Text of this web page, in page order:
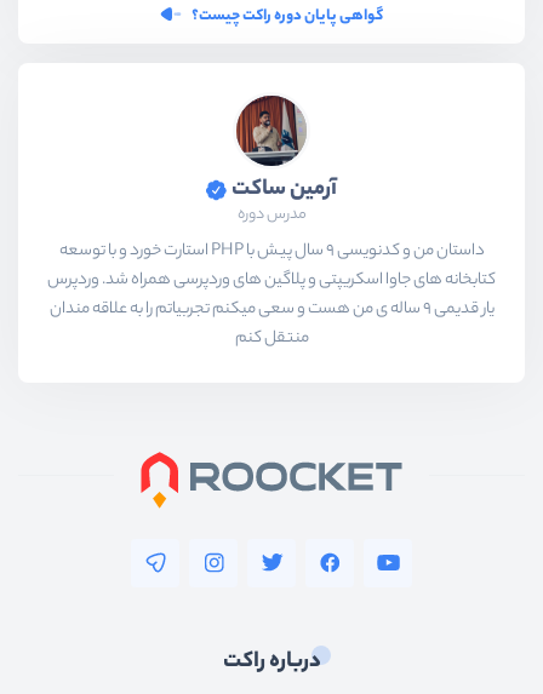
گواهی پایان دوره راکت چیست؟
آرمین ساکت
مدرس دوره
داستان من و کدنویسی 9 سال پیش با PHP استارت خورد و با توسعه
کتابخانه های جاوا اسکریپتی و پلاگین های وردپرسی همراه شد. وردپرس
یار قدیمی 9 ساله ی من هست و سعی میکنم تجربیاتم را به علاقه مندان
منتقل کنم
درباره راکت